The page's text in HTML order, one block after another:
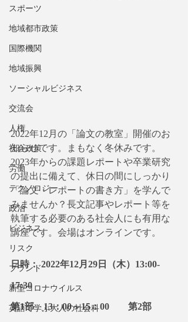
スポーツ
地域都市政策
国際機関
地域振興
ソーシャルビジネス
交流会
人権
社会政策
労働
テクノロジー
政治
ビジネス
リスク
ブランド
新型コロナウイルス
英語で学ぶ大人の社会科
2022年12月の「論文の教室」開催のお
知らせです。まもなく冬休みです。
2023年からの課題レポートや卒業研究
の提出に備えて、休日の間にしっかり
「論文・レポートの書き方」を学んで
みませんか？長文記事やレポート等を
執筆する必要のある社会人にも有用な
講座です。会場はオンラインです。
日時： 2022年12月29日（木）13:00-
17:30
第1部　13：00～15：00　　第2部